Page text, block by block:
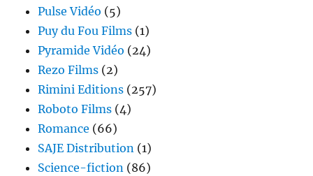
Pulse Vidéo (5)
Puy du Fou Films (1)
Pyramide Vidéo (24)
Rezo Films (2)
Rimini Editions (257)
Roboto Films (4)
Romance (66)
SAJE Distribution (1)
Science-fiction (86)